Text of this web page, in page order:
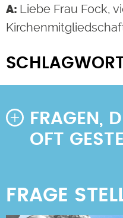
Liebe Frau Fock,
FRAGEN,
OFT